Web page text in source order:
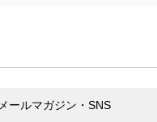
メールマガジン・SNS